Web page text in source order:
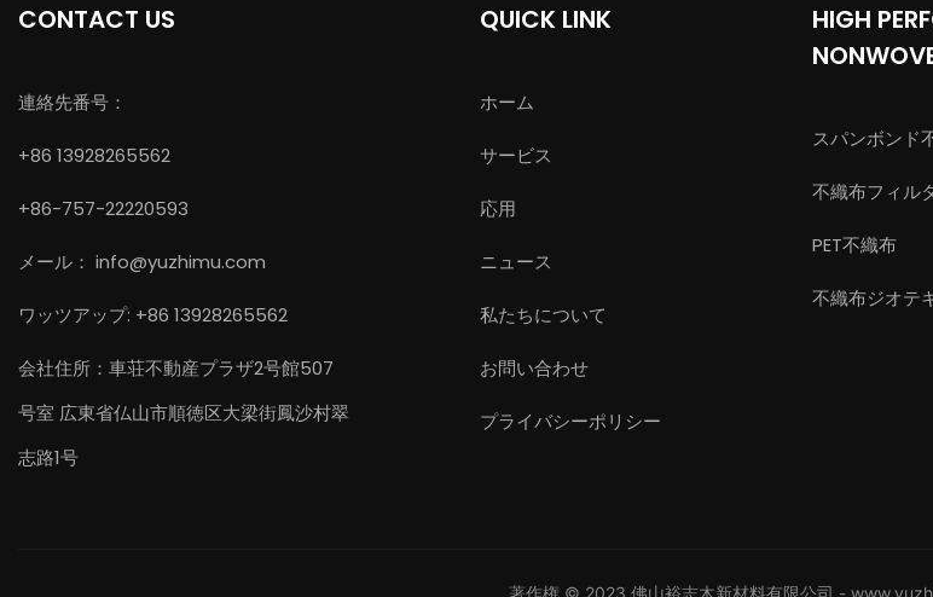
CONTACT US
連絡先番号：
+86 13928265562
+86-757-22220593
メール： info@yuzhimu.com
ワッツアップ: +86 13928265562
会社住所：車荘不動産プラザ2号館507
号室 広東省仏山市順徳区大梁街鳳沙村翠
志路1号
QUICK LINK
ホーム
サービス
応用
ニュース
私たちについて
お問い合わせ
プライバシーポリシー
HIGH
スパンボンド
不織布フィル
PET不織布
不織布ジオテ
著作権 © 2023 佛山裕志木新材料有限公司 -